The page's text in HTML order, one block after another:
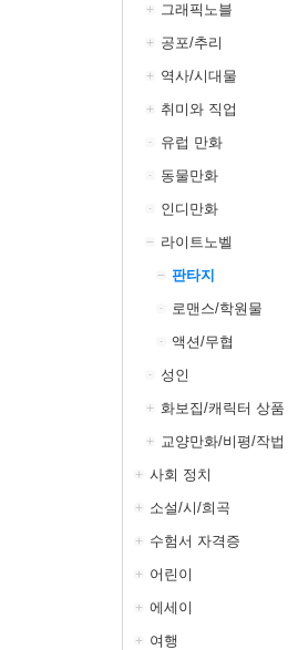
그래픽노블
공포/추리
역사/시대물
취미와 직업
유럽 만화
동물만화
인디만화
라이트노벨
판타지
로맨스/학원물
액션/무협
성인
화보집/캐릭터 상품
교양만화/비평/작법
사회 정치
소설/시/희곡
수험서 자격증
어린이
에세이
여행